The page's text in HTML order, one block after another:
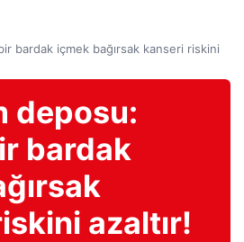
bardak içmek bağırsak kanseri riskini
deposu:
bardak
azaltır!